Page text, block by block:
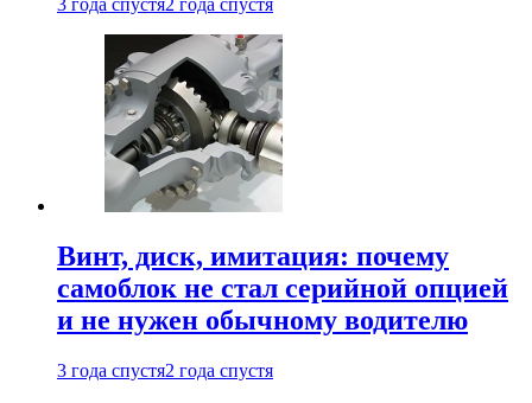
3 года спустя2 года спустя
Винт, диск, имитация: почему
самоблок не стал серийной опцией
и не нужен обычному водителю
3 года спустя2 года спустя